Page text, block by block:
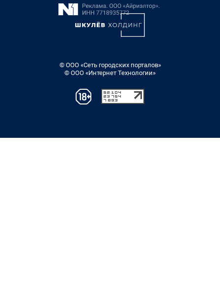
© ООО «Сеть городских порталов»
© ООО «Интернет Технологии»